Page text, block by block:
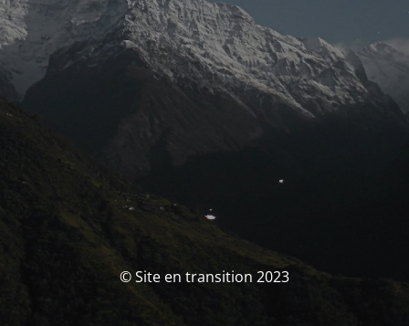
© Site en transition 2023